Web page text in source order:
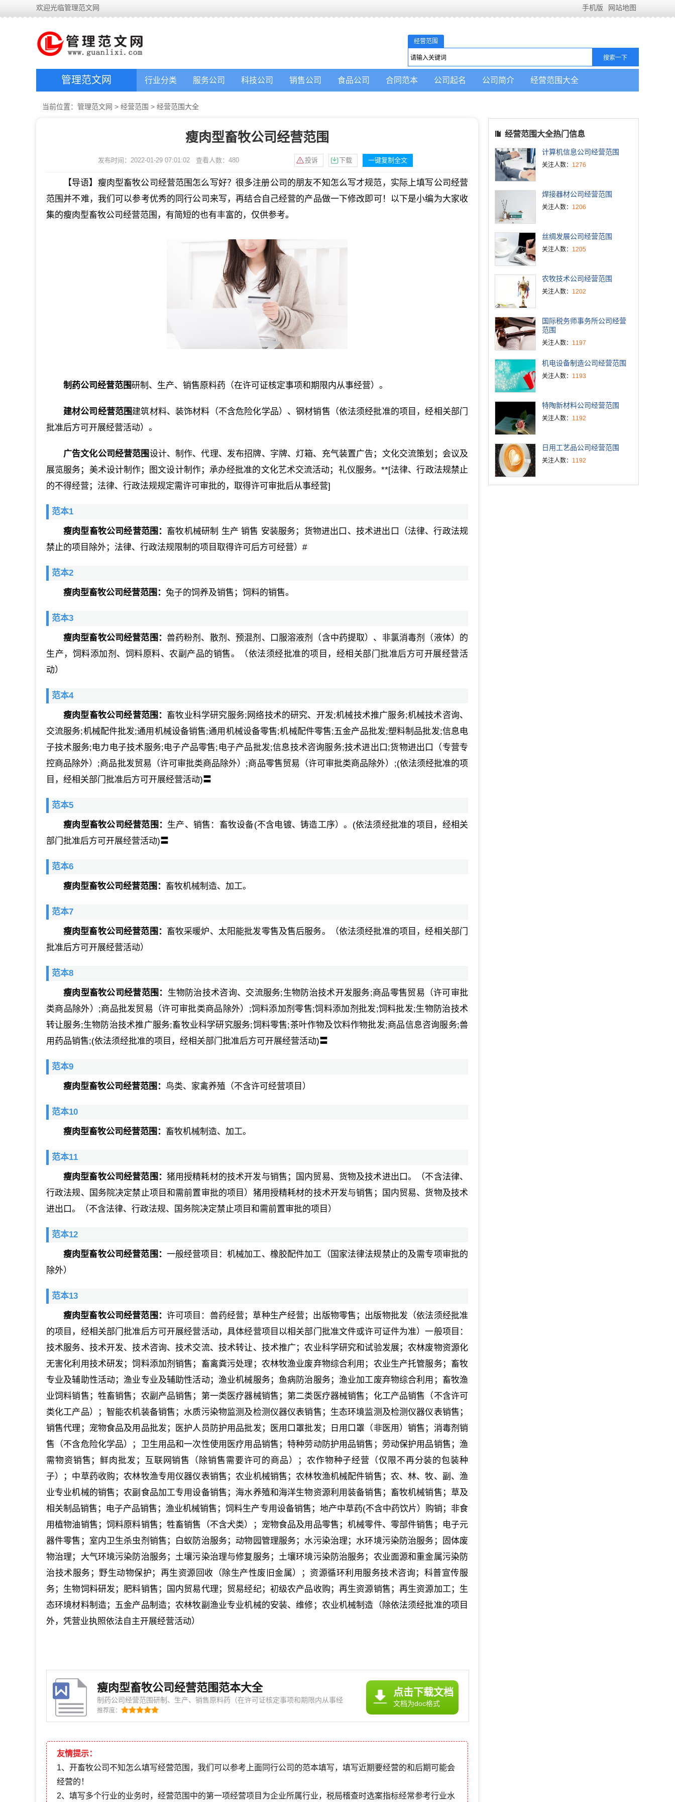
欢迎光临管理范文网 手机版 网站地图
经营范围
管理范文网 行业分类 服务公司 科技公司 销售公司 食品公司 合同范本 公司起名 公司简介 经营范围大全
当前位置： 管理范文网 > 经营范围 > 经营范围大全
瘦肉型畜牧公司经营范围
发布时间：2022-01-29 07:01:02 查看人数： 480 投诉 下载 一键复制全文
【导语】瘦肉型畜牧公司经营范围怎么写好？很多注册公司的朋友不知怎么写才规范，实际上填写公司经营
范围并不难，我们可以参考优秀的同行公司来写，再结合自己经营的产品做一下修改即可！以下是小编为大家收
集的瘦肉型畜牧公司经营范围，有简短的也有丰富的，仅供参考。
制药公司经营范围研制、生产、销售原料药（在许可证核定事项和期限内从事经营）。
建材公司经营范围建筑材料、装饰材料（不含危险化学品）、钢材销售（依法须经批准的项目，经相关部门
批准后方可开展经营活动）。
广告文化公司经营范围设计、制作、代理、发布招牌、字牌、灯箱、充气装置广告；文化交流策划；会议及
展览服务；美术设计制作；图文设计制作；承办经批准的文化艺术交流活动；礼仪服务。**[法律、行政法规禁止
的不得经营；法律、行政法规规定需许可审批的，取得许可审批后从事经营]
范本1
瘦肉型畜牧公司经营范围： 畜牧机械研制 生产 销售 安装服务；货物进出口、技术进出口（法律、行政法规
禁止的项目除外；法律、行政法规限制的项目取得许可后方可经营）#
范本2
瘦肉型畜牧公司经营范围： 兔子的饲养及销售；饲料的销售。
范本3
瘦肉型畜牧公司经营范围： 兽药粉剂、散剂、预混剂、口服溶液剂（含中药提取）、非氯消毒剂（液体）的
生产，饲料添加剂、饲料原料、农副产品的销售。（依法须经批准的项目，经相关部门批准后方可开展经营活
动）
范本4
瘦肉型畜牧公司经营范围： 畜牧业科学研究服务;网络技术的研究、开发;机械技术推广服务;机械技术咨询、
交流服务;机械配件批发;通用机械设备销售;通用机械设备零售;机械配件零售;五金产品批发;塑料制品批发;信息电
子技术服务;电力电子技术服务;电子产品零售;电子产品批发;信息技术咨询服务;技术进出口;货物进出口（专营专
控商品除外）;商品批发贸易（许可审批类商品除外）;商品零售贸易（许可审批类商品除外）;(依法须经批准的项
目，经相关部门批准后方可开展经营活动)〓
范本5
瘦肉型畜牧公司经营范围： 生产、销售：畜牧设备(不含电镀、铸造工序）。(依法须经批准的项目，经相关
部门批准后方可开展经营活动)〓
范本6
瘦肉型畜牧公司经营范围： 畜牧机械制造、加工。
范本7
瘦肉型畜牧公司经营范围： 畜牧采暖炉、太阳能批发零售及售后服务。（依法须经批准的项目，经相关部门
批准后方可开展经营活动）
范本8
瘦肉型畜牧公司经营范围： 生物防治技术咨询、交流服务;生物防治技术开发服务;商品零售贸易（许可审批
类商品除外）;商品批发贸易（许可审批类商品除外）;饲料添加剂零售;饲料添加剂批发;饲料批发;生物防治技术
转让服务;生物防治技术推广服务;畜牧业科学研究服务;饲料零售;茶叶作物及饮料作物批发;商品信息咨询服务;兽
用药品销售;(依法须经批准的项目，经相关部门批准后方可开展经营活动)〓
范本9
瘦肉型畜牧公司经营范围： 鸟类、家禽养殖（不含许可经营项目）
范本10
瘦肉型畜牧公司经营范围： 畜牧机械制造、加工。
范本11
瘦肉型畜牧公司经营范围： 猪用授精耗材的技术开发与销售；国内贸易、货物及技术进出口。（不含法律、
行政法规、国务院决定禁止项目和需前置审批的项目）猪用授精耗材的技术开发与销售；国内贸易、货物及技术
进出口。（不含法律、行政法规、国务院决定禁止项目和需前置审批的项目）
范本12
瘦肉型畜牧公司经营范围： 一般经营项目：机械加工、橡胶配件加工（国家法律法规禁止的及需专项审批的
除外）
范本13
瘦肉型畜牧公司经营范围： 许可项目：兽药经营；草种生产经营；出版物零售；出版物批发（依法须经批准
的项目，经相关部门批准后方可开展经营活动，具体经营项目以相关部门批准文件或许可证件为准）一般项目：
技术服务、技术开发、技术咨询、技术交流、技术转让、技术推广；农业科学研究和试验发展；农林废物资源化
无害化利用技术研发；饲料添加剂销售；畜禽粪污处理；农林牧渔业废弃物综合利用；农业生产托管服务；畜牧
专业及辅助性活动；渔业专业及辅助性活动；渔业机械服务；鱼病防治服务；渔业加工废弃物综合利用；畜牧渔
业饲料销售；牲畜销售；农副产品销售；第一类医疗器械销售；第二类医疗器械销售；化工产品销售（不含许可
类化工产品）；智能农机装备销售；水质污染物监测及检测仪器仪表销售；生态环境监测及检测仪器仪表销售；
销售代理；宠物食品及用品批发；医护人员防护用品批发；医用口罩批发；日用口罩（非医用）销售；消毒剂销
售（不含危险化学品）；卫生用品和一次性使用医疗用品销售；特种劳动防护用品销售；劳动保护用品销售；渔
需物资销售；鲜肉批发；互联网销售（除销售需要许可的商品）；农作物种子经营（仅限不再分装的包装种
子）；中草药收购；农林牧渔专用仪器仪表销售；农业机械销售；农林牧渔机械配件销售；农、林、牧、副、渔
业专业机械的销售；农副食品加工专用设备销售；海水养殖和海洋生物资源利用装备销售；畜牧机械销售；草及
相关制品销售；电子产品销售；渔业机械销售；饲料生产专用设备销售；地产中草药(不含中药饮片）购销；非食
用植物油销售；饲料原料销售；牲畜销售（不含犬类）；宠物食品及用品零售；机械零件、零部件销售；电子元
器件零售；室内卫生杀虫剂销售；白蚁防治服务；动物园管理服务；水污染治理；水环境污染防治服务；固体废
物治理；大气环境污染防治服务；土壤污染治理与修复服务；土壤环境污染防治服务；农业面源和重金属污染防
治技术服务；野生动物保护；再生资源回收（除生产性废旧金属）；资源循环利用服务技术咨询；科普宣传服
务；生物饲料研发；肥料销售；国内贸易代理；贸易经纪；初级农产品收购；再生资源销售；再生资源加工；生
态环境材料制造；五金产品制造；农林牧副渔业专业机械的安装、维修；农业机械制造（除依法须经批准的项目
外，凭营业执照依法自主开展经营活动）
瘦肉型畜牧公司经营范围范本大全
制药公司经营范围研制、生产、销售原料药（在许可证核定事项和期限内从事经
营）。 建材公司经营范围建筑材料、装饰材料（不含危险化学品）、钢材销售（依
法须经批准的项目，经相关部门批准后方可开展经营活动）。 广告文化公司经营范
推荐度：
点击下载文档
文档为doc格式
友情提示：
1、开畜牧公司不知怎么填写经营范围，我们可以参考上面同行公司的范本填写，填写近期要经营的和后期可能会
经营的！
2、填写多个行业的业务时，经营范围中的第一项经营项目为企业所属行业，税局稽查时选案指标经常参考行业水
经营范围大全热门信息
计算机信息公司经营范围
关注人数： 1276
焊接器材公司经营范围
关注人数： 1206
丝绸发展公司经营范围
关注人数： 1205
农牧技术公司经营范围
关注人数： 1202
国际税务师事务所公司经营
范围
关注人数： 1197
机电设备制造公司经营范围
关注人数： 1193
特陶新材料公司经营范围
关注人数： 1192
日用工艺品公司经营范围
关注人数： 1192